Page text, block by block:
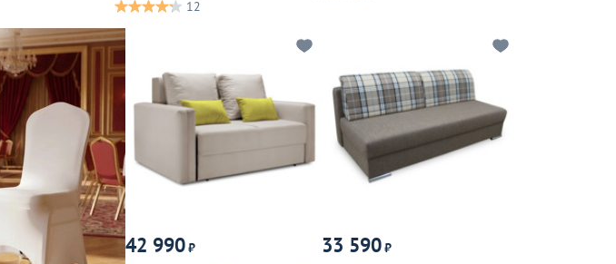
12
42 990₽
33 590₽